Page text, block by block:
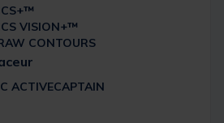
VISION+™
CONTOURS
ACTIVECAPTAIN